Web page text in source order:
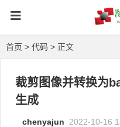
首页 > 代码 > 正文
裁剪图像并转换为
生成
chenyajun 2022-10-16